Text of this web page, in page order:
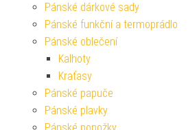
Pánské dárkové sady
Pánské funkční a termoprádlo
Pánské oblečení
Kalhoty
Kraťasy
Pánské papuče
Pánské plavky